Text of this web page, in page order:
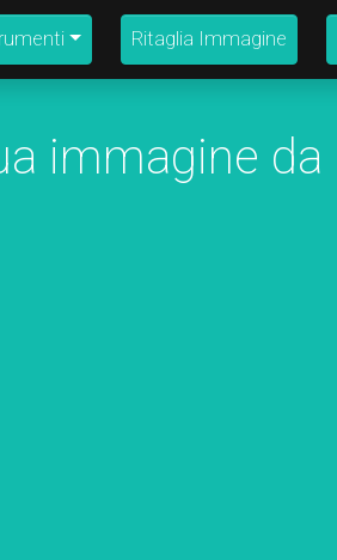
Ritaglia Immagine
immagine da